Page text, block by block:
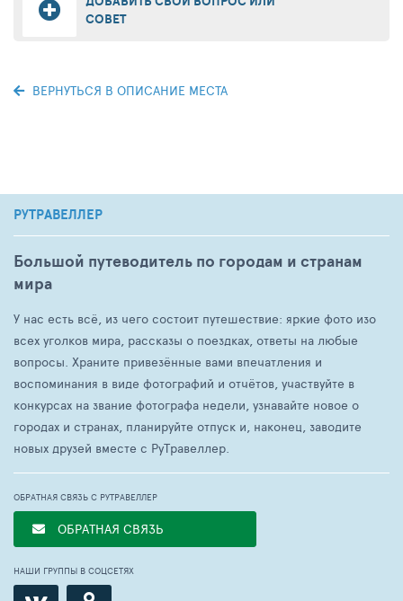
СОВЕТ
ВЕРНУТЬСЯ В ОПИСАНИЕ МЕСТА
РУТРАВЕЛЛЕР
Большой путеводитель по городам и странам
мира
У нас есть всё, из чего состоит путешествие: яркие фото изо
всех уголков мира, рассказы о поездках, ответы на любые
вопросы. Храните привезённые вами впечатления и
воспоминания в виде фотографий и отчётов, участвуйте в
конкурсах на звание фотографа недели, узнавайте новое о
городах и странах, планируйте отпуск и, наконец, заводите
новых друзей вместе с РуТравеллер.
ОБРАТНАЯ СВЯЗЬ С РУТРАВЕЛЛЕР
ОБРАТНАЯ СВЯЗЬ
НАШИ ГРУППЫ В СОЦСЕТЯХ